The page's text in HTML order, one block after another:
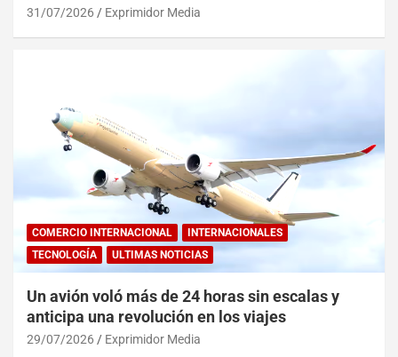
31/07/2026 Exprimidor Media
COMERCIO INTERNACIONAL
INTERNACIONALES
TECNOLOGÍA
ULTIMAS NOTICIAS
Un avión voló más de 24 horas sin escalas y
anticipa una revolución en los viajes
29/07/2026 Exprimidor Media